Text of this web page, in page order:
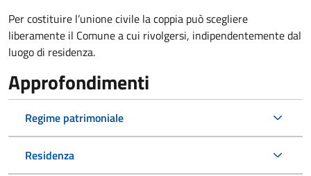
Per costituire l’unione civile la coppia può scegliere
liberamente il Comune a cui rivolgersi, indipendentemente dal
luogo di residenza.
Approfondimenti
Regime patrimoniale
Residenza